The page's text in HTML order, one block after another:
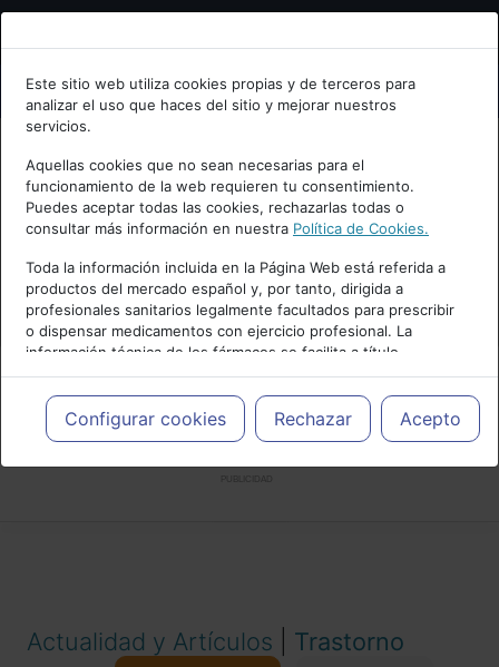
Bienvenid@ a psiquiatria.com
Escribe tu Email
Accede o regístrate con tu email.
Cancelar
Este sitio web utiliza cookies propias y de terceros para
analizar el uso que haces del sitio y mejorar nuestros
servicios.
Aquellas cookies que no sean necesarias para el
funcionamiento de la web requieren tu consentimiento.
Puedes aceptar todas las cookies, rechazarlas todas o
consultar más información en nuestra Política de Cookies.
Toda la información incluida en la Página Web está referida a
productos del mercado español y, por tanto, dirigida a
profesionales sanitarios legalmente facultados para prescribir
o dispensar medicamentos con ejercicio profesional. La
información técnica de los fármacos se facilita a título
meramente informativo, siendo responsabilidad de los
profesionales facultados prescribir medicamentos y decidir, en
cada caso concreto, el tratamiento más adecuado a las
necesidades del paciente.
Configurar cookies Rechazar Acepto
Actualidad y Artículos
Trastorno